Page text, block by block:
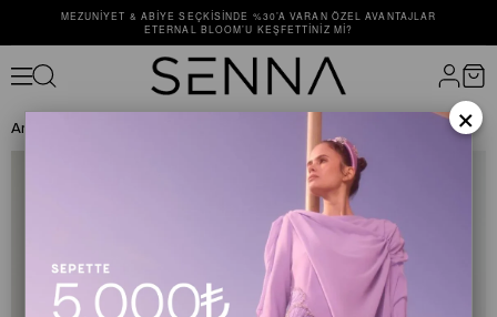
MEZUNIYET & ABIYE SEÇKISINDE %30’A VARAN ÖZEL AVANTAJLAR
ETERNAL BLOOM’U KEŞFETTINIZ MI?
Anasayfa ×